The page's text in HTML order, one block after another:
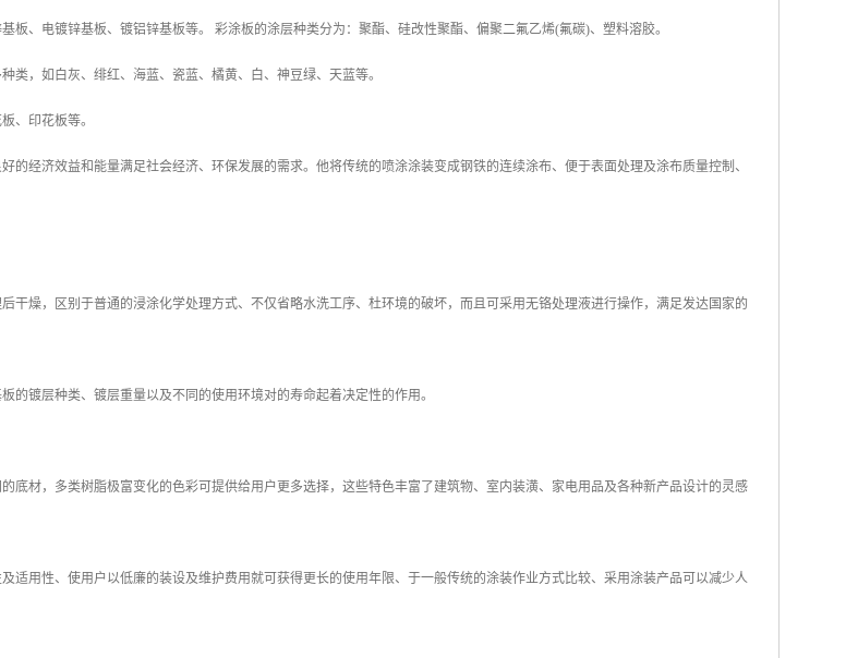
板、电镀锌基板、镀铝锌基板等。 彩涂板的涂层种类分为：聚酯、硅改性聚酯、偏聚二氟乙烯(氟碳)、塑料溶胶。
类，如白灰、绯红、海蓝、瓷蓝、橘黄、白、神豆绿、天蓝等。
、印花板等。
的经济效益和能量满足社会经济、环保发展的需求。他将传统的喷涂涂装变成钢铁的连续涂布、便于表面处理及涂布质量控制、
干燥，区别于普通的浸涂化学处理方式、不仅省略水洗工序、杜环境的破坏，而且可采用无铬处理液进行操作，满足发达国家的
板的镀层种类、镀层重量以及不同的使用环境对的寿命起着决定性的作用。
底材，多类树脂极富变化的色彩可提供给用户更多选择，这些特色丰富了建筑物、室内装潢、家电用品及各种新产品设计的灵感
适用性、使用户以低廉的装设及维护费用就可获得更长的使用年限、于一般传统的涂装作业方式比较、采用涂装产品可以减少人